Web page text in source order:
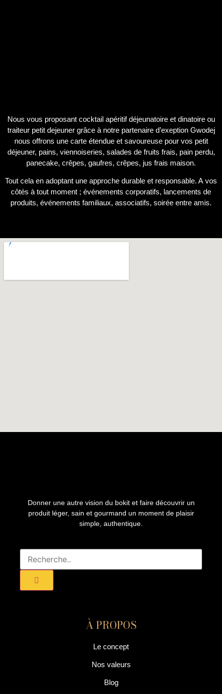
Nous vous proposant cocktail apéritif déjeunatoire et dinatoire ou
traiteur petit dejeuner grâce à notre partenaire d’exeption Gwodej
nous offrons une carte étendue et savoureuse pour vos petit
déjeuner, pains, viennoiseries, salades de fruits frais, pain perdu,
panecake, crêpes, gaufres, crêpes, jus frais maison.
Tout cela en adoptant une approche durable et responsable. A vos
côtés à tout moment ; événements corporatifs, lancements de
produits, événements familiaux, associatifs, soirée entre amis.
Donner une autre vision du bokit et faire découvrir un
produit léger, sain et gourmand un moment de plaisir
simple, authentique.
À PROPOS
Le concept
Nos valeurs
Blog